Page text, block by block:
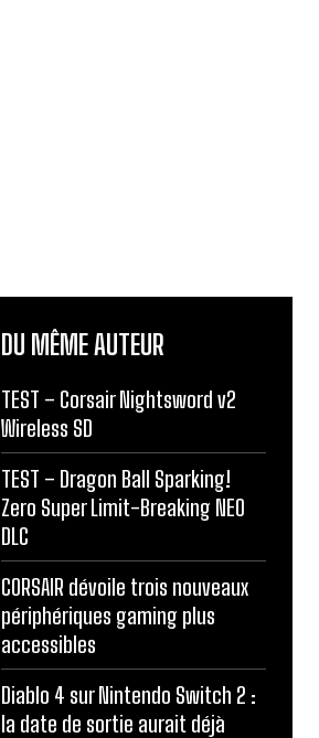
DU MÊME AUTEUR
TEST – Corsair Nightsword v2
Wireless SD
TEST – Dragon Ball Sparking!
Zero Super Limit-Breaking NEO
DLC
CORSAIR dévoile trois nouveaux
périphériques gaming plus
accessibles
Diablo 4 sur Nintendo Switch 2 :
la date de sortie aurait déjà